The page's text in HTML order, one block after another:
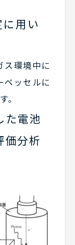
用い
ス環境中に
ベッセルに
。
た電池
分析